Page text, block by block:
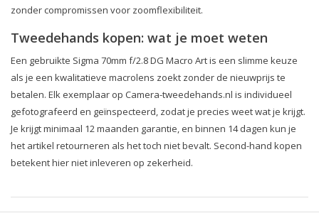
zonder compromissen voor zoomflexibiliteit.
Tweedehands kopen: wat je moet weten
Een gebruikte Sigma 70mm f/2.8 DG Macro Art is een slimme keuze
als je een kwalitatieve macrolens zoekt zonder de nieuwprijs te
betalen. Elk exemplaar op Camera-tweedehands.nl is individueel
gefotografeerd en geïnspecteerd, zodat je precies weet wat je krijgt.
Je krijgt minimaal 12 maanden garantie, en binnen 14 dagen kun je
het artikel retourneren als het toch niet bevalt. Second-hand kopen
betekent hier niet inleveren op zekerheid.